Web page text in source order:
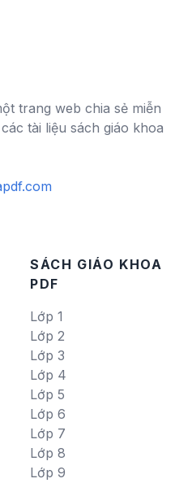
trang web chia sẻ miễn
tài liệu sách giáo khoa
SÁCH GIÁO KHOA
PDF
Lớp 1
Lớp 2
Lớp 3
Lớp 4
Lớp 5
Lớp 6
Lớp 7
Lớp 8
Lớp 9